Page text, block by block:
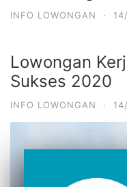
INFO LOWONGAN ·
Lowongan
Sukses 2020
INFO LOWONGAN ·